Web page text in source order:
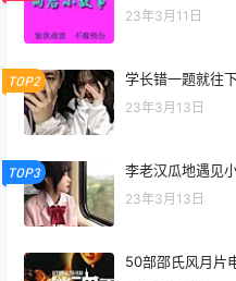
23年3月11日
TOP2 学长错一题就往
23年3月13日
TOP3 李老汉瓜地遇见
23年3月13日
50部邵氏风月片